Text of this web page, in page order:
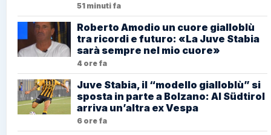
51 minuti fa
Roberto Amodio un cuore gialloblù
tra ricordi e futuro: «La Juve Stabia
sarà sempre nel mio cuore»
4 ore fa
Juve Stabia, il “modello gialloblù” si
sposta in parte a Bolzano: Al Südtirol
arriva un’altra ex Vespa
6 ore fa